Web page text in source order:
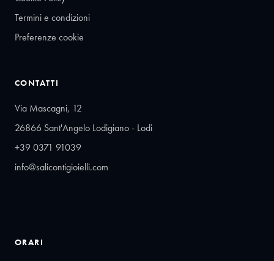
Termini e condizioni
Preferenze cookie
CONTATTI
Via Mascagni, 12
26866 Sant'Angelo Lodigiano - Lodi
+39 0371 91039
info@salicontigioielli.com
ORARI